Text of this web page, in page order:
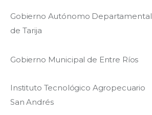
Gobierno Autónomo Departamental
de Tarija
Gobierno Municipal de Entre Ríos
Instituto Tecnológico Agropecuario
San Andrés